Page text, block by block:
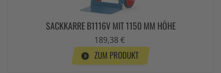
SACKKARRE B1116V MIT 1150 MM HÖHE
189,38 €
ZUM PRODUKT